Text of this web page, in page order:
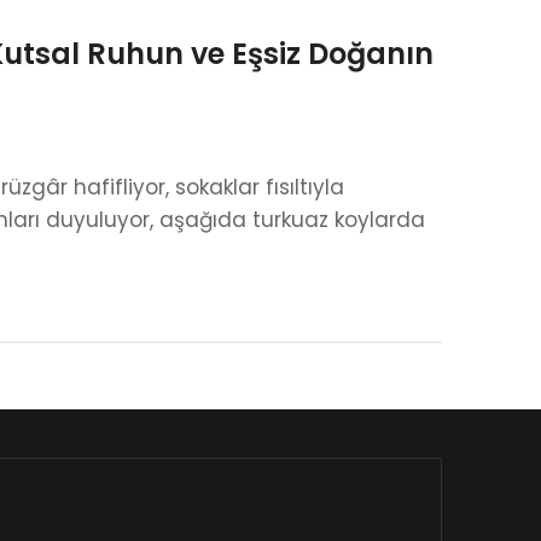
Ruhun ve Eşsiz Doğanın
hafifliyor, sokaklar fısıltıyla
duyuluyor, aşağıda turkuaz koylarda